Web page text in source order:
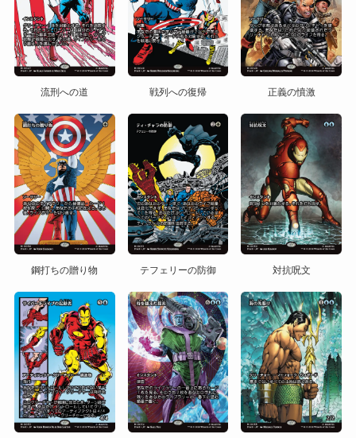
流刑への道 戦列への復帰 正義の憤激
鋼打ちの贈り物 テフェリーの防御 対抗呪文